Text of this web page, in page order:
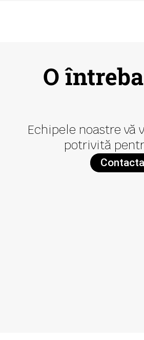
O
Echipele noastre vă
potrivită